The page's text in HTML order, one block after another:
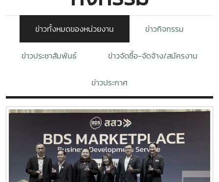
ข่าวทั้งหมดของหน่วยงาน ข่าวกิจกรรม
ข่าวประชาสัมพันธ์ ข่าวจัดซื้อ-จัดจ้าง/สมัครงาน